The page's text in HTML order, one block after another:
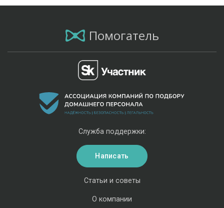
Помогатель
Статьи и советы
О компании
Служба поддержки:
Написать